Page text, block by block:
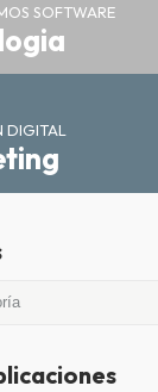
SOFTWARE
DIGITAL